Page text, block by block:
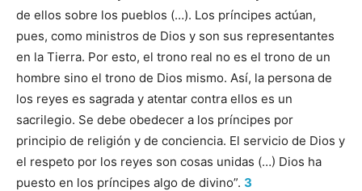
de ellos sobre los pueblos (…). Los príncipes actúan,
pues, como ministros de Dios y son sus representantes
en la Tierra. Por esto, el trono real no es el trono de un
hombre sino el trono de Dios mismo. Así, la persona de
los reyes es sagrada y atentar contra ellos es un
sacrilegio. Se debe obedecer a los príncipes por
principio de religión y de conciencia. El servicio de Dios y
el respeto por los reyes son cosas unidas (…) Dios ha
puesto en los príncipes algo de divino”. 3